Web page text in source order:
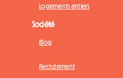
Logements entiers
Société
Blog
Recrutement